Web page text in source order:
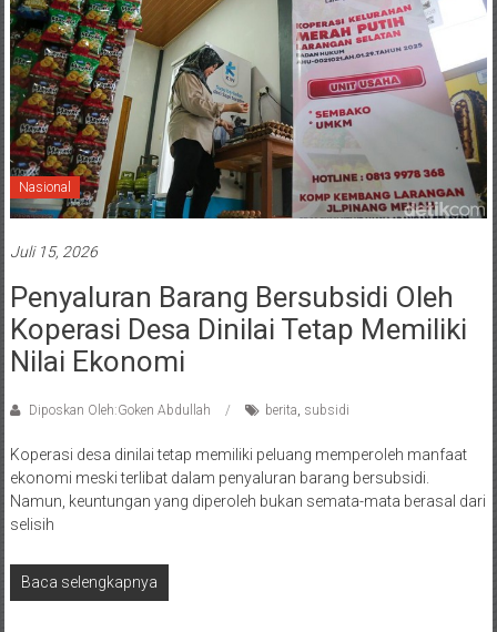
Nasional
Juli 15, 2026
Penyaluran Barang Bersubsidi Oleh
Koperasi Desa Dinilai Tetap Memiliki
Nilai Ekonomi
Diposkan Oleh:Goken Abdullah berita, subsidi
Koperasi desa dinilai tetap memiliki peluang memperoleh manfaat
ekonomi meski terlibat dalam penyaluran barang bersubsidi.
Namun, keuntungan yang diperoleh bukan semata-mata berasal dari
selisih
Baca selengkapnya